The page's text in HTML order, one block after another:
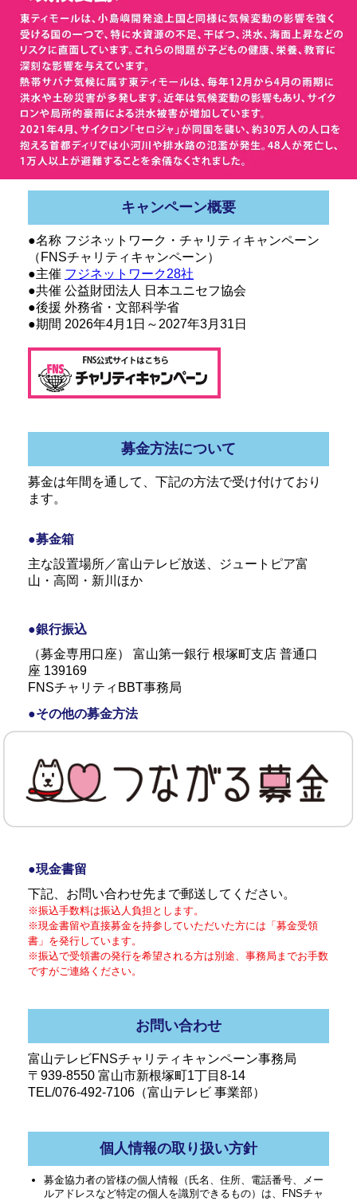
キャンペーン概要
●名称 フジネットワーク・チャリティキャンペーン
（FNSチャリティキャンペーン）
●主催 フジネットワーク28社
●共催 公益財団法人 日本ユニセフ協会
●後援 外務省・文部科学省
●期間 2026年4月1日～2027年3月31日
募金方法について
募金は年間を通して、下記の方法で受け付けており
ます。
●募金箱
主な設置場所／富山テレビ放送、ジュートピア富
山・高岡・新川ほか
●銀行振込
（募金専用口座） 富山第一銀行 根塚町支店 普通口
座 139169
FNSチャリティBBT事務局
●その他の募金方法
●現金書留
下記、お問い合わせ先まで郵送してください。
※振込手数料は振込人負担とします。
※現金書留や直接募金を持参していただいた方には「募金受領
書」を発行しています。
※振込で受領書の発行を希望される方は別途、事務局までお手数
ですがご連絡ください。
お問い合わせ
富山テレビFNSチャリティキャンペーン事務局
〒939-8550 富山市新根塚町1丁目8-14
TEL/076-492-7106（富山テレビ 事業部）
個人情報の取り扱い方針
募金協力者の皆様の個人情報（氏名、住所、電話番号、メー
ルアドレスなど特定の個人を識別できるもの）は、FNSチャ